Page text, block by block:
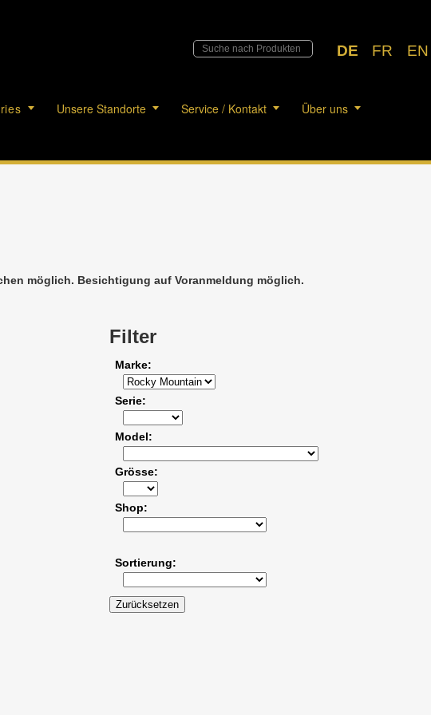
DE FR EN
Unsere Standorte Service / Kontakt Über uns
möglich. Besichtigung auf Voranmeldung möglich.
Filter
Marke
Serie
Model
Grösse
Shop
Sortierung